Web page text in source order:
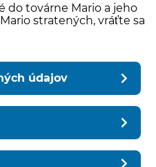
do továrne Mario a jeho
stratených, vráťte sa
údajov